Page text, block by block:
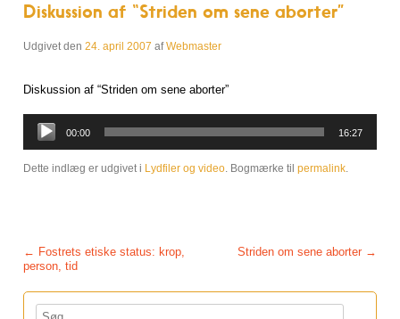
Diskussion af “Striden om sene aborter”
Udgivet den 24. april 2007 afWebmaster
Diskussion af “Striden om sene aborter”
Lydafspiller
00:00 16:27
Dette indlæg er udgivet i Lydfiler og video. Bogmærke til permalink.
Post navigation Striden om sene aborter →
← Fostrets etiske status: krop,
person, tid
Søg